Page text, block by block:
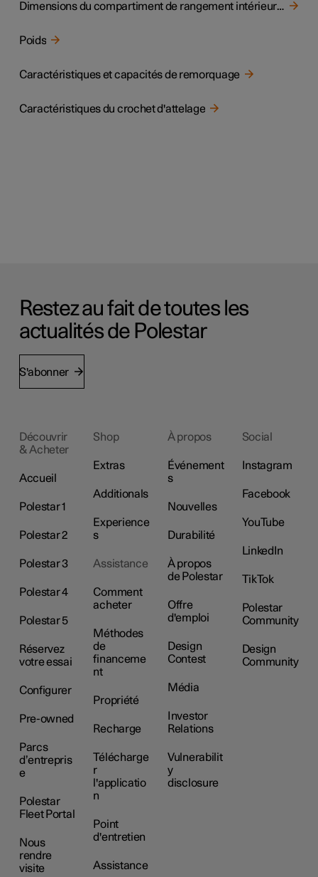
Dimensions du compartiment de rangement intérieur arrière
Poids
Caractéristiques et capacités de remorquage
Caractéristiques du crochet d'attelage
Restez au fait de toutes les
actualités de Polestar
S'abonner
Découvrir
& Acheter
Accueil
Polestar 1
Polestar 2
Polestar 3
Polestar 4
Polestar 5
Réservez
votre essai
Configurer
Pre-owned
Parcs
d’entrepris
e
Polestar
Fleet Portal
Nous
rendre
visite
Shop
Extras
Additionals
Experience
s
Assistance
Comment
acheter
Méthodes
de
financeme
nt
Propriété
Recharge
Télécharge
r
l'applicatio
n
Point
d'entretien
Assistance
À propos
Événement
s
Nouvelles
Durabilité
À propos
de Polestar
Offre
d'emploi
Design
Contest
Média
Investor
Relations
Vulnerabilit
y
disclosure
Social
Instagram
Facebook
YouTube
LinkedIn
TikTok
Polestar
Community
Design
Community